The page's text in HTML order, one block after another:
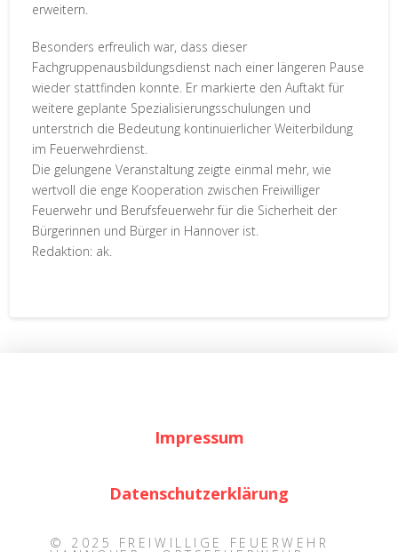
erweitern.
Besonders erfreulich war, dass dieser
Fachgruppenausbildungsdienst nach einer längeren Pause
wieder stattfinden konnte. Er markierte den Auftakt für
weitere geplante Spezialisierungsschulungen und
unterstrich die Bedeutung kontinuierlicher Weiterbildung
im Feuerwehrdienst.
Die gelungene Veranstaltung zeigte einmal mehr, wie
wertvoll die enge Kooperation zwischen Freiwilliger
Feuerwehr und Berufsfeuerwehr für die Sicherheit der
Bürgerinnen und Bürger in Hannover ist.
Redaktion: ak.
Impressum
Datenschutzerklärung
© 2025 FREIWILLIGE FEUERWEHR